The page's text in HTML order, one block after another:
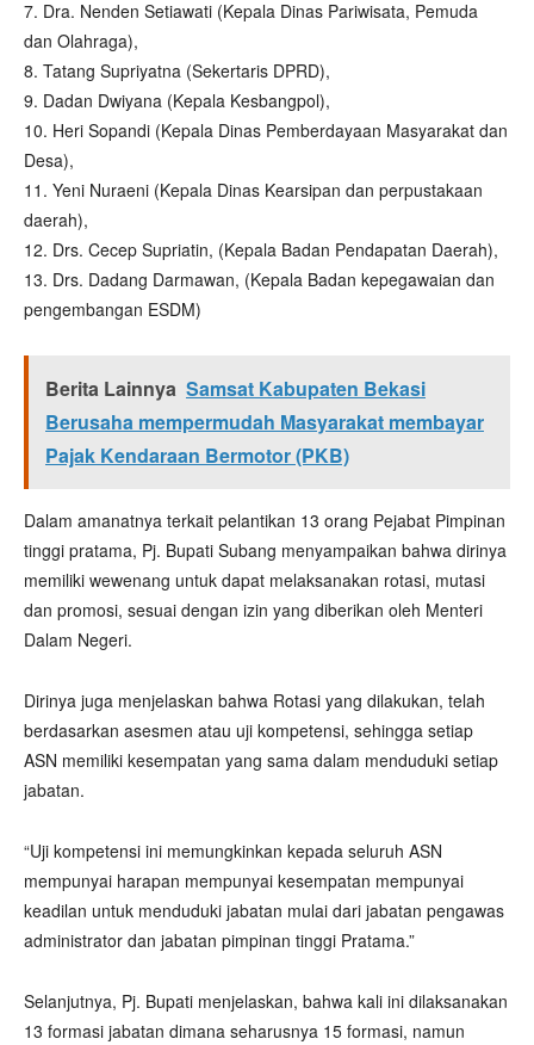
7. Dra. Nenden Setiawati (Kepala Dinas Pariwisata, Pemuda
dan Olahraga),
8. Tatang Supriyatna (Sekertaris DPRD),
9. Dadan Dwiyana (Kepala Kesbangpol),
10. Heri Sopandi (Kepala Dinas Pemberdayaan Masyarakat dan
Desa),
11. Yeni Nuraeni (Kepala Dinas Kearsipan dan perpustakaan
daerah),
12. Drs. Cecep Supriatin, (Kepala Badan Pendapatan Daerah),
13. Drs. Dadang Darmawan, (Kepala Badan kepegawaian dan
pengembangan ESDM)
Berita Lainnya Samsat Kabupaten Bekasi
Berusaha mempermudah Masyarakat membayar
Pajak Kendaraan Bermotor (PKB)
Dalam amanatnya terkait pelantikan 13 orang Pejabat Pimpinan
tinggi pratama, Pj. Bupati Subang menyampaikan bahwa dirinya
memiliki wewenang untuk dapat melaksanakan rotasi, mutasi
dan promosi, sesuai dengan izin yang diberikan oleh Menteri
Dalam Negeri.
Dirinya juga menjelaskan bahwa Rotasi yang dilakukan, telah
berdasarkan asesmen atau uji kompetensi, sehingga setiap
ASN memiliki kesempatan yang sama dalam menduduki setiap
jabatan.
“Uji kompetensi ini memungkinkan kepada seluruh ASN
mempunyai harapan mempunyai kesempatan mempunyai
keadilan untuk menduduki jabatan mulai dari jabatan pengawas
administrator dan jabatan pimpinan tinggi Pratama.”
Selanjutnya, Pj. Bupati menjelaskan, bahwa kali ini dilaksanakan
13 formasi jabatan dimana seharusnya 15 formasi, namun